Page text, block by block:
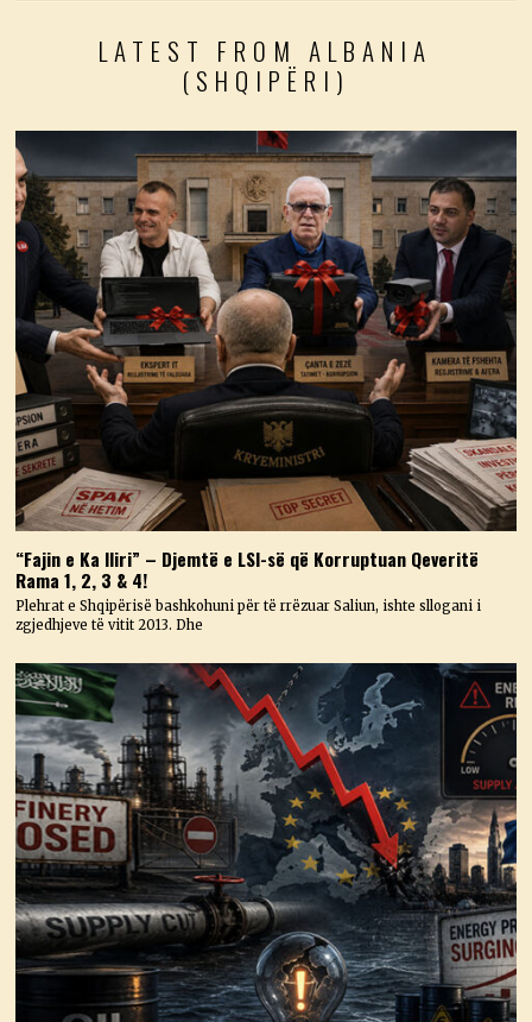
LATEST FROM ALBANIA
(SHQIPËRI)
“Fajin e Ka Iliri” – Djemtë e LSI-së që Korruptuan Qeveritë
Rama 1, 2, 3 & 4!
Plehrat e Shqipërisë bashkohuni për të rrëzuar Saliun, ishte sllogani i
zgjedhjeve të vitit 2013. Dhe